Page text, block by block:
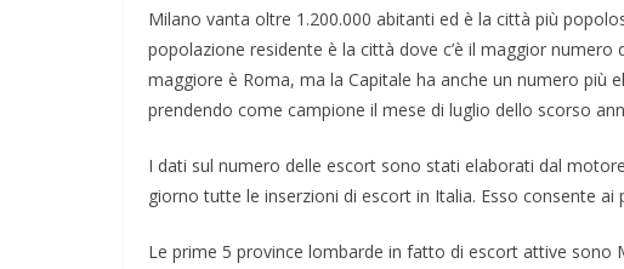
Milano vanta oltre 1.200.000 abitanti ed è la città più
popolazione residente è la città dove c’è il maggior
maggiore è Roma, ma la Capitale ha anche un numero più
prendendo come campione il mese di luglio dello scorso
I dati sul numero delle escort sono stati elaborati dal
giorno tutte le inserzioni di escort in Italia. Esso consente
Le prime 5 province lombarde in fatto di escort attive sono